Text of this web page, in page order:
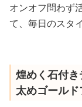
オンオフ問わず
て、毎日のスタ
煌めく石付
太めゴール